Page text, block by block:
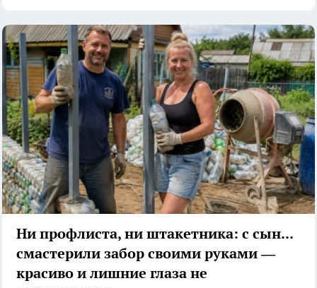
Ни профлиста, ни штакетника: с сыном
смастерили забор своими руками —
красиво и лишние глаза не